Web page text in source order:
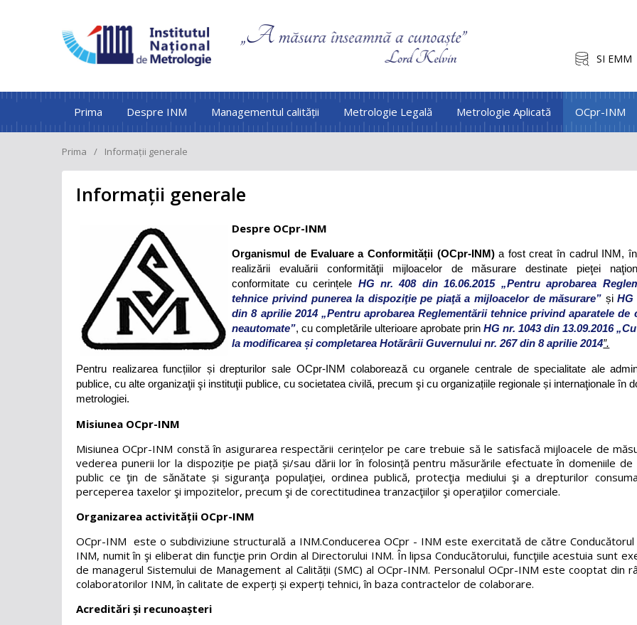
SI EMM
Prima Despre INM Managementul calității Metrologie Legală Metrologie Aplicată OCpr-INM
Prima Informații generale
Informații generale
Despre OCpr-INM
Organismul de Evaluare a Conformității (OCpr-INM)a fost creat în cadrul INM,
realizării evaluării conformităţii mijloacelor de măsurare destinate pieţei
conformitate cu cerințele HG nr. 408 din 16.06.2015 „Pentru aprobarea
tehnice privind punerea la dispoziţie pe piaţă a mijloacelor de măsurare” șiHG
din 8 aprilie 2014 „Pentru aprobarea Reglementării tehnice privind aparatele de
neautomate”, cu completările ulterioare aprobate prinHG nr. 1043 din 13.09.2016
la modificarea și completarea Hotărârii Guvernului nr. 267 din 8 aprilie 2014”.
Pentru realizarea funcțiilor și drepturilor sale OCpr-INM colaborează cu organele centrale de specialitate ale
publice, cu alte organizaţii şi instituţii publice, cu societatea civilă, precum şi cu organizațiile regionale și internaţionale în
metrologiei.
Misiunea OCpr-INM
Misiunea OCpr-INM constă în asigurarea respectării cerințelor pe care trebuie să le satisfacă mijloacele de
vederea punerii lor la dispoziție pe piață și/sau dării lor în folosință pentru măsurările efectuate în domeniile de
public ce ţin de sănătate și siguranţa populaţiei, ordinea publică, protecţia mediului şi a drepturilor
perceperea taxelor şi impozitelor, precum şi de corectitudinea tranzacţiilor şi operaţiilor comerciale.
Organizarea activității OCpr-INM
OCpr-INM este o subdiviziune structurală a INM.Conducerea OCpr - INM este exercitată de către
INM, numit în şi eliberat din funcţie prin Ordin al Directorului INM. În lipsa Conducătorului, funcţiile acestuia sunt
de managerul Sistemului de Management al Calității (SMC) al OCpr-INM. Personalul OCpr-INM este cooptat din
colaboratorilor INM, în calitate de experți și experți tehnici, în baza contractelor de colaborare.
Acreditări și recunoașteri